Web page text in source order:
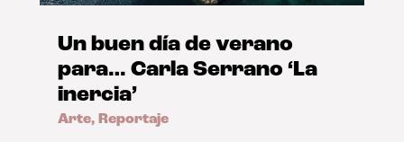
Un buen día de verano
para… Carla Serrano ‘La
inercia’
Arte, Reportaje